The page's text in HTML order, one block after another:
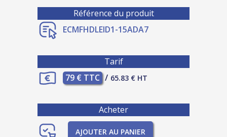
Référence du produit
ECMFHDLEID1-15ADA7
Tarif
79 € TTC / 65.83 € HT
Acheter
AJOUTER AU PANIER